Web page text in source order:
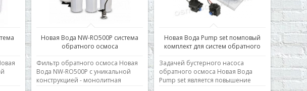
Новая Вода NW-RO500P система
обратного осмоса
Фильтр обратного осмоса Новая
Вода NW-RO500P с уникальной
конструкцией - монолитная
Новая Вода Pump set помповый
комплект для систем обратного
Задачей бустерного насоса
обратного осмоса Новая Вода
Pump set является повышение